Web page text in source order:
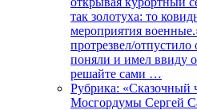
так золотуха: то
мероприятия
протрезвел/отпустило
поняли и имел ввиду
решайте сами …
Рубрика: «Сказочный
Мосгордумы Сергей